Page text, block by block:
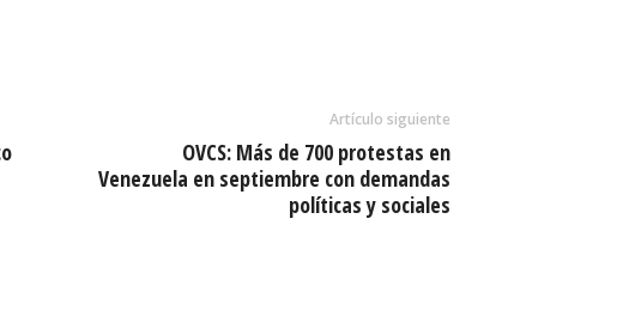
Artículo siguiente
OVCS: Más de 700 protestas en
Venezuela en septiembre con demandas
políticas y sociales